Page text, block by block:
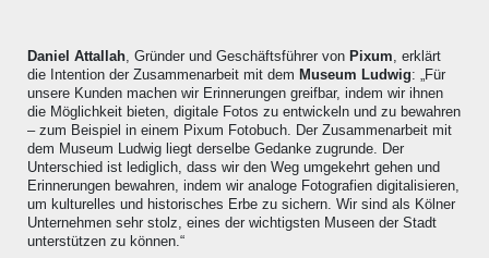
Daniel Attallah , Gründer und Geschäftsführer von Pixum , erklärt
die Intention der Zusammenarbeit mit dem Museum Ludwig: „Für
unsere Kunden machen wir Erinnerungen greifbar, indem wir ihnen
die Möglichkeit bieten, digitale Fotos zu entwickeln und zu bewahren
– zum Beispiel in einem Pixum Fotobuch. Der Zusammenarbeit mit
dem Museum Ludwig liegt derselbe Gedanke zugrunde. Der
Unterschied ist lediglich, dass wir den Weg umgekehrt gehen und
Erinnerungen bewahren, indem wir analoge Fotografien digitalisieren,
um kulturelles und historisches Erbe zu sichern. Wir sind als Kölner
Unternehmen sehr stolz, eines der wichtigsten Museen der Stadt
unterstützen zu können.“